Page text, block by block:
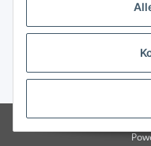
Newsletter Abonnieren
* Alle Preise inkl. gesetzlicher